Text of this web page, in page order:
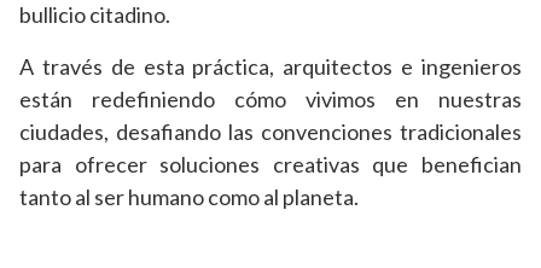
bullicio citadino.
A través de esta práctica, arquitectos e ingenieros
están redefiniendo cómo vivimos en nuestras
ciudades, desafiando las convenciones tradicionales
para ofrecer soluciones creativas que benefician
tanto al ser humano como al planeta.